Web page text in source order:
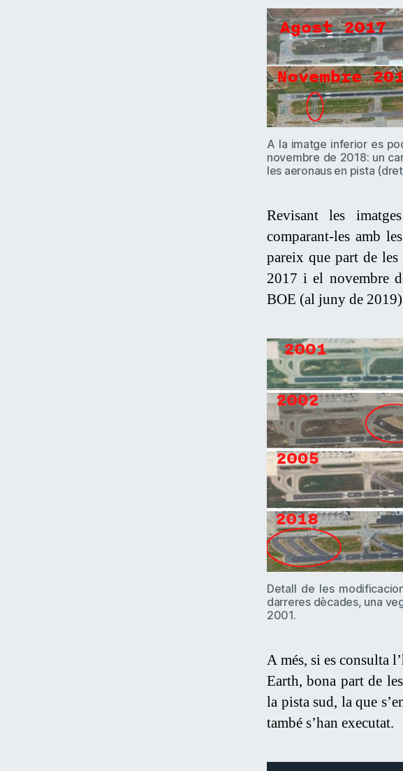
A la imatge inferior es
novembre de 2018: un
les aeronaus en pista
Revisant les
comparant-les amb
pareix que part de les
2017 i el novembre
BOE (al juny de
Detall de les
darreres dècades, una
2001.
A més, si es consulta
Earth, bona part de
la pista sud, la que
també s’han executat.